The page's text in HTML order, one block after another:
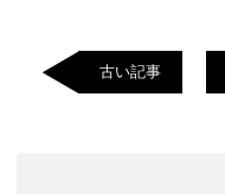
古い記事